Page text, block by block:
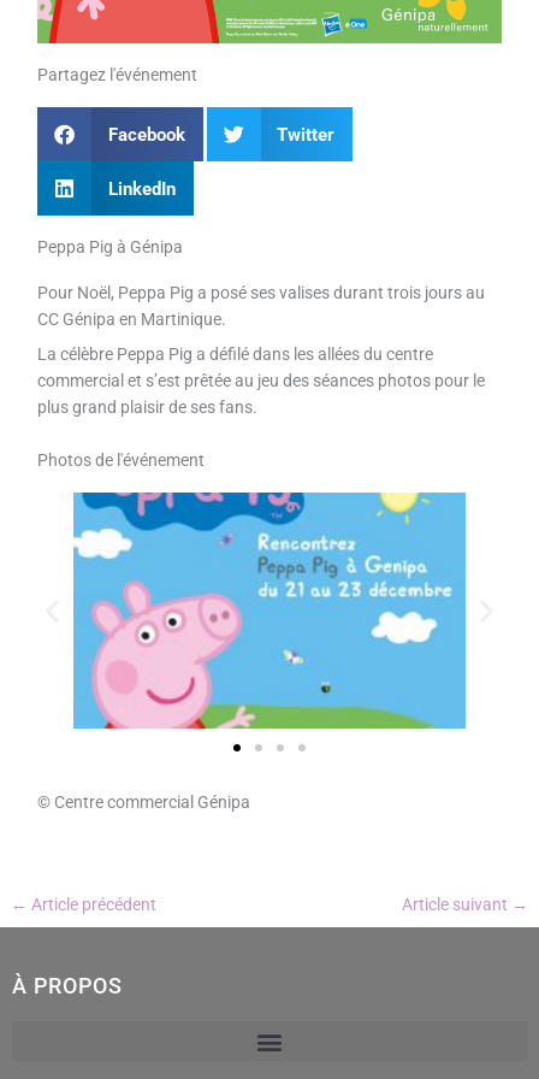
Partagez l'événement
Facebook Twitter
LinkedIn
Peppa Pig à Génipa
Pour Noël, Peppa Pig a posé ses valises durant trois jours au
CC Génipa en Martinique.
La célèbre Peppa Pig a défilé dans les allées du centre
commercial et s’est prêtée au jeu des séances photos pour le
plus grand plaisir de ses fans.
Photos de l'événement
© Centre commercial Génipa
← Article précédent Article suivant →
À PROPOS